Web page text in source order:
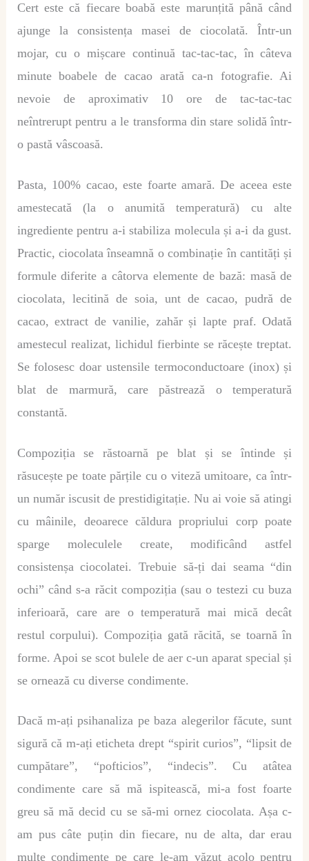
Cert este că fiecare boabă este marunțită până când
ajunge la consistența masei de ciocolată. Într-un
mojar, cu o mișcare continuă tac-tac-tac, în câteva
minute boabele de cacao arată ca-n fotografie. Ai
nevoie de aproximativ 10 ore de tac-tac-tac
neîntrerupt pentru a le transforma din stare solidă într-
o pastă vâscoasă.
Pasta, 100% cacao, este foarte amară. De aceea este
amestecată (la o anumită temperatură) cu alte
ingrediente pentru a-i stabiliza molecula și a-i da gust.
Practic, ciocolata înseamnă o combinație în cantități și
formule diferite a câtorva elemente de bază: masă de
ciocolata, lecitină de soia, unt de cacao, pudră de
cacao, extract de vanilie, zahăr și lapte praf. Odată
amestecul realizat, lichidul fierbinte se răcește treptat.
Se folosesc doar ustensile termoconductoare (inox) și
blat de marmură, care păstrează o temperatură
constantă.
Compoziția se răstoarnă pe blat și se întinde și
răsucește pe toate părțile cu o viteză umitoare, ca într-
un număr iscusit de prestidigitație. Nu ai voie să atingi
cu mâinile, deoarece căldura propriului corp poate
sparge moleculele create, modificând astfel
consistenșa ciocolatei. Trebuie să-ți dai seama “din
ochi” când s-a răcit compoziția (sau o testezi cu buza
inferioară, care are o temperatură mai mică decât
restul corpului). Compoziția gată răcită, se toarnă în
forme. Apoi se scot bulele de aer c-un aparat special și
se ornează cu diverse condimente.
Dacă m-ați psihanaliza pe baza alegerilor făcute, sunt
sigură că m-ați eticheta drept “spirit curios”, “lipsit de
cumpătare”, “pofticios”, “indecis”. Cu atâtea
condimente care să mă ispitească, mi-a fost foarte
greu să mă decid cu se să-mi ornez ciocolata. Așa c-
am pus câte puțin din fiecare, nu de alta, dar erau
multe condimente pe care le-am văzut acolo pentru